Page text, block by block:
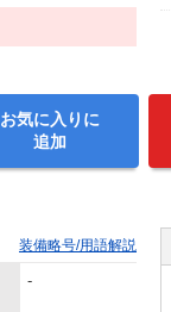
お気に入りに
追加
装備略号/用語解説
-